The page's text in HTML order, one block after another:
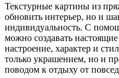
Текстурные картины из
обновить интерьер, но и
индивидуальность. С
можно создавать
настроение, характер и
только украшением, но и
поводом к отдыху от